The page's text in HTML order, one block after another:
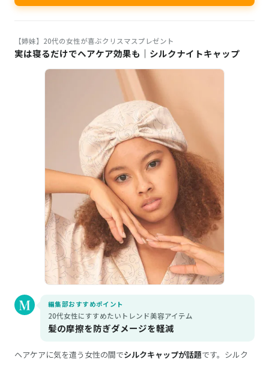
【姉妹】20代の女性が喜ぶクリスマスプレゼント
実は寝るだけでヘアケア効果も｜シルクナイトキャップ
編集部おすすめポイント
20代女性にすすめたいトレンド美容アイテム
髪の摩擦を防ぎダメージを軽減
ヘアケアに気を遣う女性の間でシルクキャップが話題です。シルク